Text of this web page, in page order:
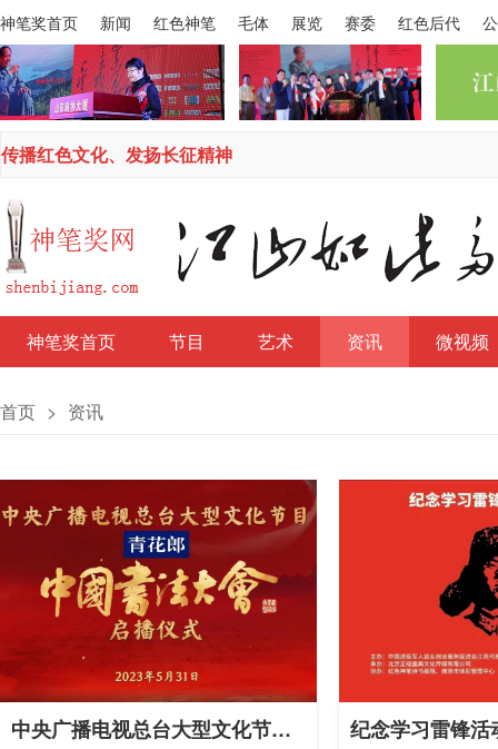
神笔奖首页 新闻 红色神笔 毛体 展览 赛委 红色后代
传播红色文化、发扬长征精神
神笔奖首页 节目 艺术 资讯 微视频
首页 > 资讯
中央广播电视总台大型文化节目《中国书法大会》启播仪式